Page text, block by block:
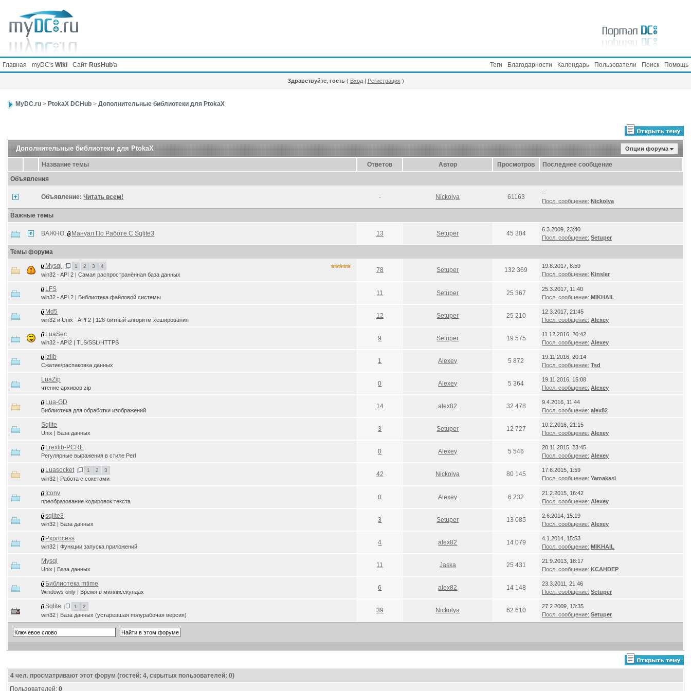
Главная myDC's Wiki Сайт RusHub'а Помощь
Поиск
Пользователи
Календарь
Благодарности
Теги
Здравствуйте, гость( Вход| Регистрация)
MyDC.ru > PtokaX DCHub >Дополнительные библиотеки для PtokaX
Дополнительные библиотеки для PtokaX Опции форума
Название темы Ответов Автор Просмотров
Последнее сообщение
Объявления
Объявление:Читать всем! - Nickolya 61163
--
Посл. сообщение: Nickolya
Важные темы
ВАЖНО: Мануал По Работе С Sqlite3 13 Setuper 45 304
6.3.2009, 23:40
Посл. сообщение: Setuper
Темы форума
Mysql
1 2 3 4
win32 - API 2 | Самая распространённая база данных
78 Setuper 132 369
19.8.2017, 8:59
Посл. сообщение: Kinsler
LFS
win32 - API 2 | Библиотека файловой системы
11 Setuper 25 367
25.3.2017, 11:40
Посл. сообщение: MIKHAIL
Md5
win32 и Unix - API 2 | 128-битный алгоритм хеширования
12 Setuper 25 210
12.3.2017, 21:45
Посл. сообщение: Alexey
LuaSec
win32 - API2 | TLS/SSL/HTTPS
9 Setuper 19 575
11.12.2016, 20:42
Посл. сообщение: Alexey
lzlib
Cжатие/распаковка данных
1 Alexey 5 872
19.11.2016, 20:14
Посл. сообщение: Tsd
LuaZip
чтение архивов zip
0 Alexey 5 364
19.11.2016, 15:08
Посл. сообщение: Alexey
Lua-GD
Библиотека для обработки изображений
14 alex82 32 478
9.4.2016, 11:44
Посл. сообщение: alex82
Sqlite
Unix | База данных
3 Setuper 12 727
10.2.2016, 21:15
Посл. сообщение: Alexey
Lrexlib-PCRE
Регулярные выражения в стиле Perl
0 Alexey 5 546
28.11.2015, 23:45
Посл. сообщение: Alexey
Luasocket 1 2 3
win32 | Работа с сокетами
42 Nickolya 80 145
17.6.2015, 1:59
Посл. сообщение: Yamakasi
Iconv
преобразование кодировок текста
0 Alexey 6 232
21.2.2015, 16:42
Посл. сообщение: Alexey
sqlite3
win32 | База данных
3 Setuper 13 085
2.6.2014, 15:19
Посл. сообщение: Alexey
Pxprocess
win32 | Функции запуска приложений
4 alex82 14 079
4.1.2014, 15:53
Посл. сообщение: MIKHAIL
Mysql
Unix | База данных
11 Jaska 25 431
21.9.2013, 18:17
Посл. сообщение: KCAHDEP
Библиотека mtime
Windows only | Время в миллисекундах
6 alex82 14 148
23.3.2011, 21:46
Посл. сообщение: Setuper
Sqlite 1 2
win32 | База данных (устаревшая полурабочая версия)
39 Nickolya 62 610
27.2.2009, 13:35
Посл. сообщение: Setuper
4 чел. просматривают этот форум (гостей: 4, скрытых пользователей: 0)
Пользователей:0